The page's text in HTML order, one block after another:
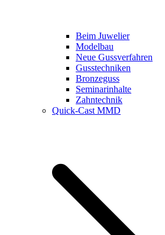
Beim Juwelier
Modelbau
Neue Gussverfahren
Gusstechniken
Bronzeguss
Seminarinhalte
Zahntechnik
Quick-Cast MMD